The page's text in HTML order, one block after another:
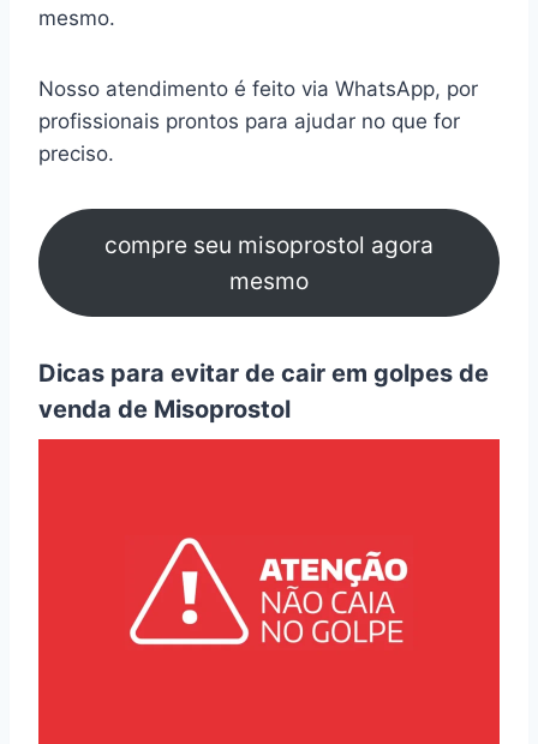
mesmo.
Nosso atendimento é feito via WhatsApp, por
profissionais prontos para ajudar no que for
preciso.
compre seu misoprostol agora
mesmo
Dicas para evitar de cair em golpes de
venda de Misoprostol